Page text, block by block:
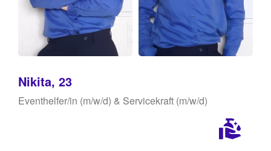
Nikita, 23
Eventhelfer/in (m/w/d) & Servicekraft (m/w/d)